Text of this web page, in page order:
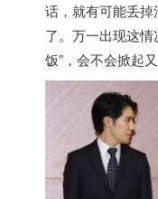
话，就有可能丢
了。万一出现这情
饭”，会不会掀起